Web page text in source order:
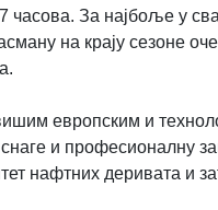
За најбоље у
на крају сезоне
европским и
и професионалну
нафтних деривата и